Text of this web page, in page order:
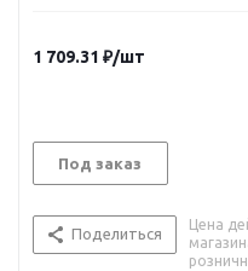
1 709.31 ₽/шт
Под заказ
Поделиться
Цена